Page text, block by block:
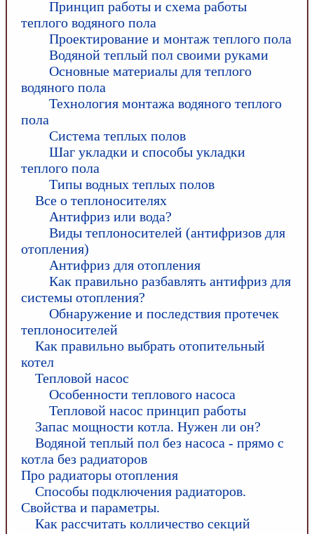
Принцип работы и схема работы
теплого водяного пола
Проектирование и монтаж теплого пола
Водяной теплый пол своими руками
Основные материалы для теплого
водяного пола
Технология монтажа водяного теплого
пола
Система теплых полов
Шаг укладки и способы укладки
теплого пола
Типы водных теплых полов
Все о теплоносителях
Антифриз или вода?
Виды теплоносителей (антифризов для
отопления)
Антифриз для отопления
Как правильно разбавлять антифриз для
системы отопления?
Обнаружение и последствия протечек
теплоносителей
Как правильно выбрать отопительный
котел
Тепловой насос
Особенности теплового насоса
Тепловой насос принцип работы
Запас мощности котла. Нужен ли он?
Водяной теплый пол без насоса - прямо с
котла без радиаторов
Про радиаторы отопления
Способы подключения радиаторов.
Свойства и параметры.
Как рассчитать колличество секций